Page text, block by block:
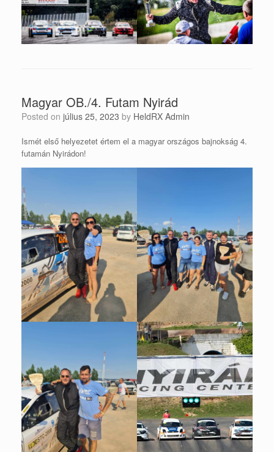
Magyar OB./4. Futam Nyirád
Posted on július 25, 2023 by HeldRX Admin
Ismét első helyezetet értem el a magyar országos bajnokság 4.
futamán Nyirádon!